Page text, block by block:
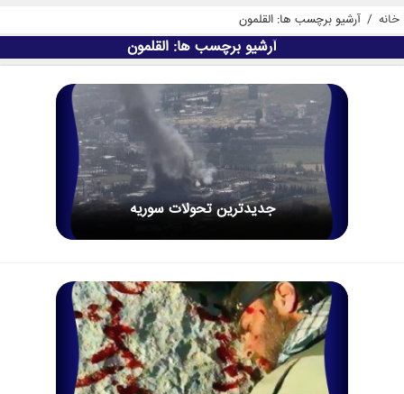
خانه / آرشیو برچسب ها: القلمون
آرشیو برچسب ها: القلمون
جدیدترین تحولات سوریه